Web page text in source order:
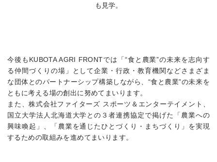
も見学。
今後もKUBOTA AGRI FRONTでは「“食と農業”の未来を志向す
る仲間づくりの場」として企業・行政・教育機関などさまざま
な団体とのパートナーシップ構築しながら、“食と農業”の未来を
ともに考える場の創出に努めてまいります。
また、株式会社ファイターズ スポーツ＆エンターテイメント、
国立大学法人北海道大学との３者連携協定で掲げた「農業への
興味喚起」、「農業を通じたひとづくり・まちづくり」を実現
するための取組みを進めてまいります。